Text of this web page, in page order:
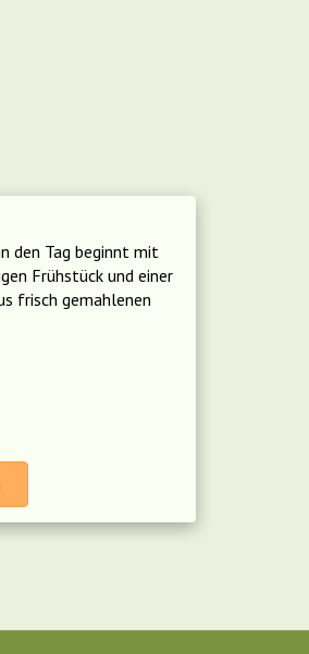
den Tag beginnt mit
Frühstück und einer
frisch gemahlenen